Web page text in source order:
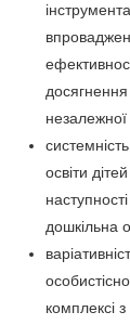
освіти
дошкільна
комплексі